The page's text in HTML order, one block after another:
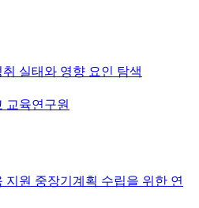
실태와 영향 요인 탐색
교육연구원
지원 중장기계획 수립을 위한 연